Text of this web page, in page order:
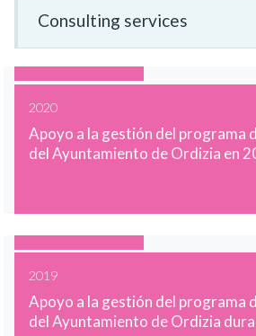
Consulting services
2020
Apoyo a la gestión del programa
del Ayuntamiento de Ordizia en
2019
Apoyo a la gestión del programa
del Ayuntamiento de Ordizia